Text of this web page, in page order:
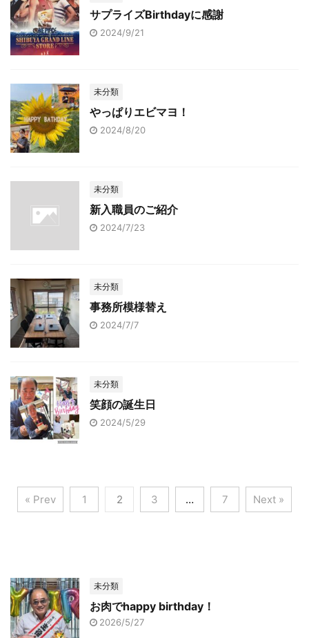
サプライズBirthdayに感謝
2024/9/21
未分類
やっぱりエビマヨ！
2024/8/20
未分類
新入職員のご紹介
2024/7/23
未分類
事務所模様替え
2024/7/7
未分類
笑顔の誕生日
2024/5/29
« Prev 1 2 3 … 7 Next »
未分類
お肉でhappy birthday！
2026/5/27